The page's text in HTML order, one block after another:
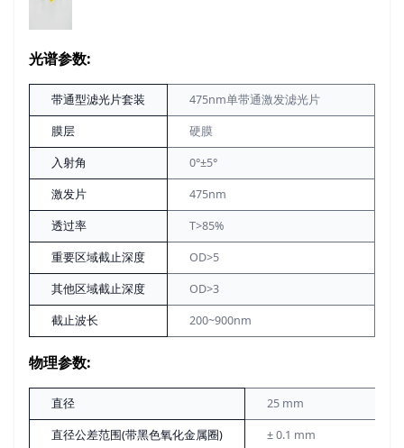
光谱参数:
带通型滤光片套装 475nm单带通激发滤光片
膜层 硬膜
入射角 0°±5°
激发片 475nm
透过率 T>85%
重要区域截止深度 OD>5
其他区域截止深度 OD>3
截止波长 200~900nm
物理参数:
直径 25 mm
直径公差范围(带黑色氧化金属圈) ± 0.1 mm